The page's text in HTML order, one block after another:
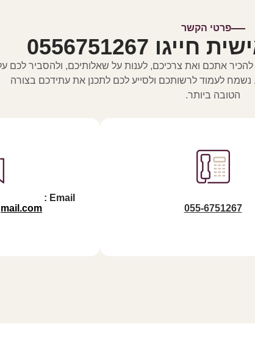
פרטי הקשר
0556751267
להכיר אתכם ואת צרכיכם, לענות על שאלותיכם, ולהסביר לכם
נשמח לעמוד לרשותכם ולסייע לכם לתכנן את עתידכם בצורה
הטובה ביותר.
055-6751267
Email :